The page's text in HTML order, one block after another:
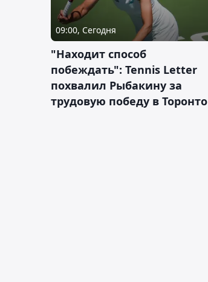
09:00, Сегодня
"Находит способ
побеждать": Tennis Letter
похвалил Рыбакину за
трудовую победу в Торонто